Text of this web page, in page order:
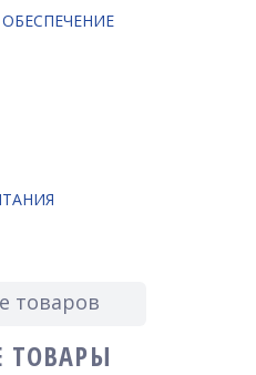
товаров
ТОВАРЫ